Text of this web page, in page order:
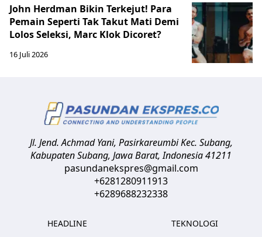
John Herdman Bikin Terkejut! Para
Pemain Seperti Tak Takut Mati Demi
Lolos Seleksi, Marc Klok Dicoret?
16 Juli 2026
Jl. Jend. Achmad Yani, Pasirkareumbi Kec. Subang,
Kabupaten Subang, Jawa Barat,Indonesia41211
pasundanekspres@gmail.com
+6281280911913
+6289688232338
HEADLINE
TEKNOLOGI